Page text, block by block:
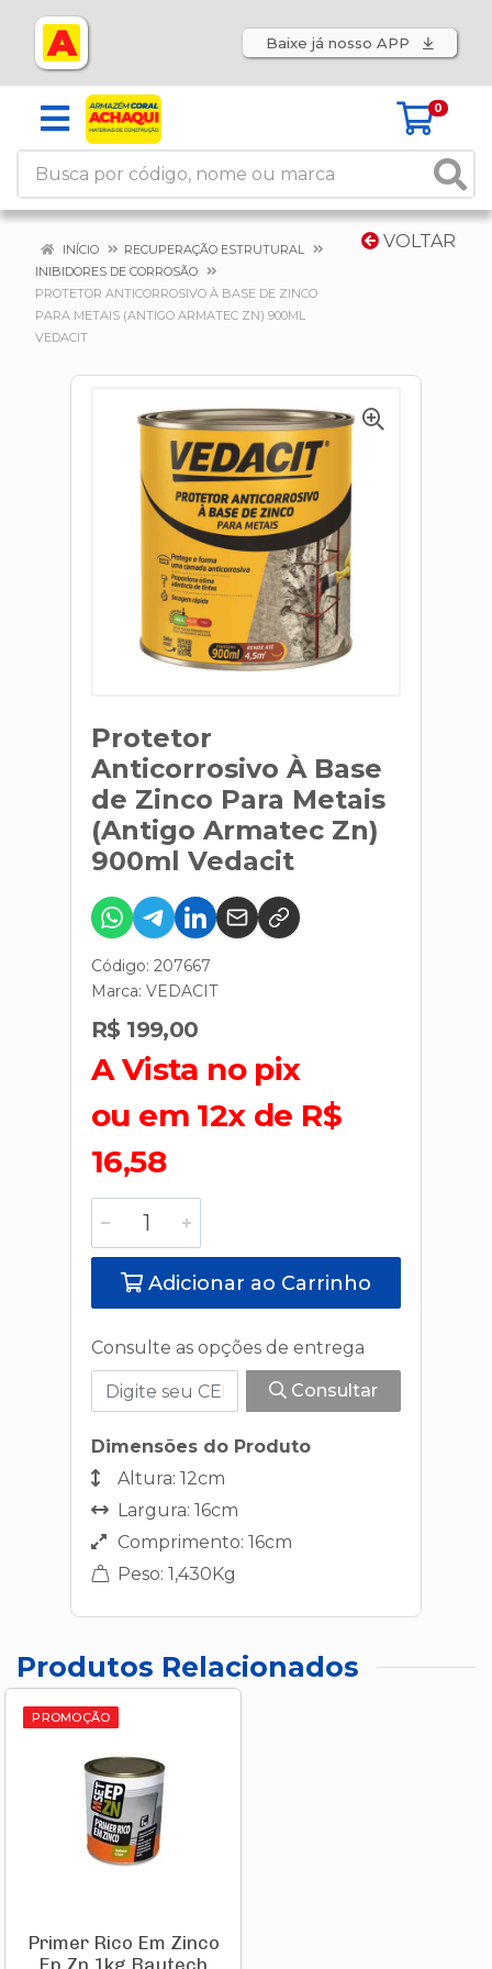
Baixe já nosso APP
0
VOLTAR
INÍCIO
RECUPERAÇÃO ESTRUTURAL
INIBIDORES DE CORROSÃO
PROTETOR ANTICORROSIVO À BASE DE ZINCO
PARA METAIS (ANTIGO ARMATEC ZN) 900ML
VEDACIT
Protetor
Anticorrosivo À Base
de Zinco Para Metais
(Antigo Armatec Zn)
900ml Vedacit
Código: 207667
Marca: VEDACIT
R$ 199,00
A Vista no pix
ou em 12x de R$
16,58
Adicionar ao Carrinho
Consulte as opções de entrega
Consultar
Dimensões do Produto
Altura: 12cm
Largura: 16cm
Comprimento: 16cm
Peso: 1,430Kg
Produtos Relacionados
PROMOÇÃO
Primer Rico Em Zinco